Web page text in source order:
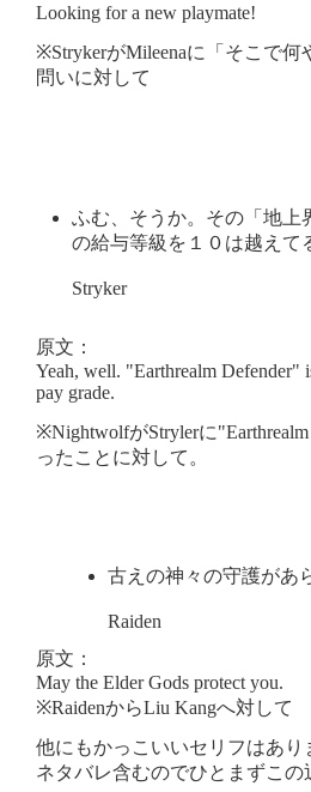
Looking for a new playmate!
※StrykerがMileenaに「そこで何
問いに対して
ふむ、そうか。その「地上
の給与等級を１０は越えて
Stryker
原文：
Yeah, well. "Earthrealm Defender"
pay grade.
※NightwolfがStrylerに
ったことに対して。
古えの神々の守護があ
Raiden
原文：
May the Elder Gods protect you.
※RaidenからLiu Kangへ対して
他にもかっこいいセリフはあり
ネタバレ含むのでひとまずこの